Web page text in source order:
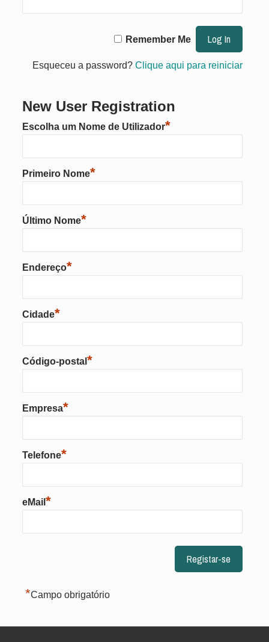
Remember Me
Esqueceu a password? Clique aqui para reiniciar
New User Registration
Escolha um Nome de Utilizador*
Primeiro Nome*
Último Nome*
Endereço*
Cidade*
Código-postal *
Empresa*
Telefone*
eMail *
*Campo obrigatório